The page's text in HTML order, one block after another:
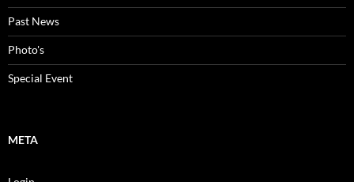
Past News
Photo's
Special Event
META